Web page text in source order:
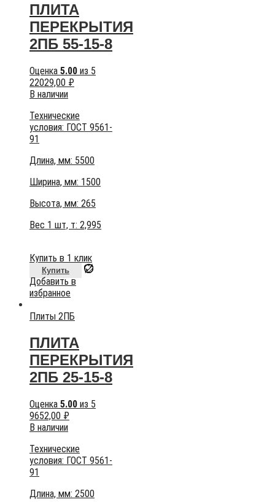
ПЛИТА
ПЕРЕКРЫТИЯ
2ПБ 55-15-8
Оценка 5.00 из 5
22029,00 ₽
В наличии
Технические
условия: ГОСТ 9561-
91
Длина, мм: 5500
Ширина, мм: 1500
Высота, мм: 265
Вес 1 шт, т: 2,995
Купить в 1 клик
Купить
Добавить в
избранное
Плиты 2ПБ
ПЛИТА
ПЕРЕКРЫТИЯ
2ПБ 25-15-8
Оценка 5.00 из 5
9652,00 ₽
В наличии
Технические
условия: ГОСТ 9561-
91
Длина, мм: 2500